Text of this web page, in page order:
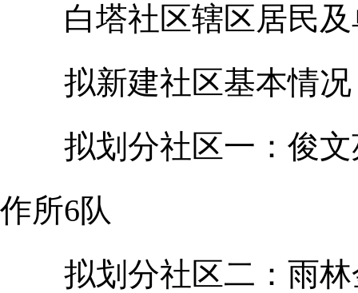
白塔社区辖区居民及
拟新建社区基本情况
拟划分社区一：俊文
作所6队
拟划分社区二：雨林